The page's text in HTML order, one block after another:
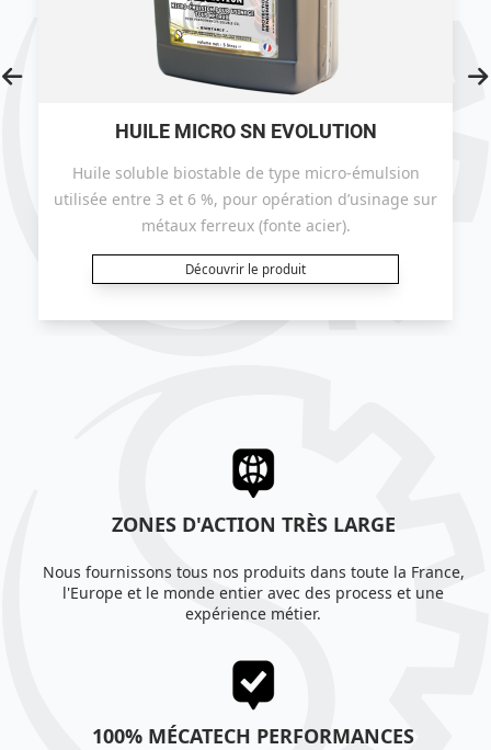
HUILE MICRO SN EVOLUTION
Huile soluble biostable de type micro-émulsion
utilisée entre 3 et 6 %, pour opération d’usinage sur
métaux ferreux (fonte acier).
Découvrir le produit
ZONES D'ACTION TRÈS LARGE
Nous fournissons tous nos produits dans toute la France,
l'Europe et le monde entier avec des process et une
expérience métier.
100% MÉCATECH PERFORMANCES